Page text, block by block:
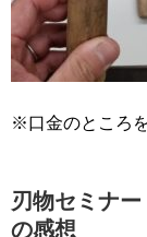
※口金のところ
刃物セミナ
の感想